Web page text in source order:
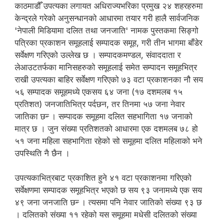
काठमाडौँ उपत्यका लगायत अधिराज्यभरिका प्रमुख २४ शहरहरुमा
केन्द्रले गरेको अनुसन्धानको आधारमा तयार गरी हालै सार्वजनिक
'नेपाली मिडियामा दलित तथा जनजाति' नामक पुस्तकमा सिङ्गो
पत्रिका प्रकाशन समूहलाई सम्पादक समूह, गरी तीन भागमा बाँडेर
सर्वेक्षण गरिएको उल्लेख छ । सम्पादकमण्डल, संवाददाता र
लेआउटतर्फका मानिसहरुको समूहलाई समेत सम्पादन समूहभित्र
राखी उपत्यका बाहिर सर्वेक्षण गरिएको ७३ वटा प्रकाशनका नौ सय
५६ सम्पादक समूहमध्ये एकसय ६४ जना (१७ दशमलब १५
प्रतिशत) जनजातिभित्र पर्दछन, तर तिनमा ५७ जना नेवार
जातिका छन्‍ । सम्पादक समूहमा दलित सहभागिता १७ जनाको
मात्र छ । जुन संख्या प्रतिशतको आधारमा एक दशमलब ७८ हो
५१ जना महिला सहभागिता रहेको सो समूहमा दलित महिलाको भने
उपस्थिति नै छैन ।
उपत्यकाभित्रबाट प्रकाशित हुने ४१ वटा प्रकाशनमा गरिएको
सर्वेक्षणमा सम्पादक समूहभित्र भएको छ सय ९३ जनामध्ये एक सय
४९ जना जनजाति छन्‍ । त्यसमा पनि नेवार जातिको संख्या ९३ छ
। दलितको संख्या ११ रहेको यस समूहमा मधेसी दलितको संख्या